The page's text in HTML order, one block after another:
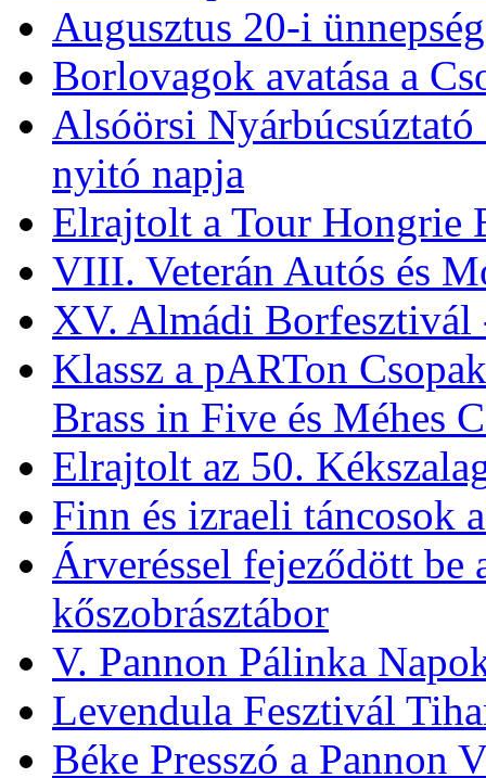
A Petőfi Zenei Díjak
Államalapító Szent
Augusztus 20-i
Borlovagok avatása a
Alsóörsi Nyárbúcsúztató
nyitó napja
Elrajtolt a Tour Hongrie
VIII. Veterán Autós és
XV. Almádi Borfesztivál
Klassz a pARTon
Brass in Five és Méhes
Elrajtolt az 50.
Finn és izraeli táncosok
Árveréssel fejeződött
kőszobrásztábor